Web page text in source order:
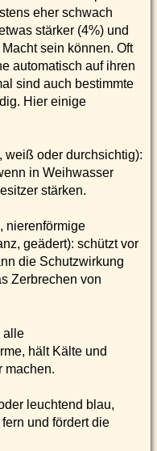
eher schwach
stärker (4%) und
sein können. Oft
automatisch auf ihren
sind auch bestimmte
Hier einige
weiß oder durchsichtig):
in Weihwasser
stärken.
nierenförmige
geädert): schützt vor
die Schutzwirkung
Zerbrechen von
alle
hält Kälte und
machen.
leuchtend blau,
und fördert die